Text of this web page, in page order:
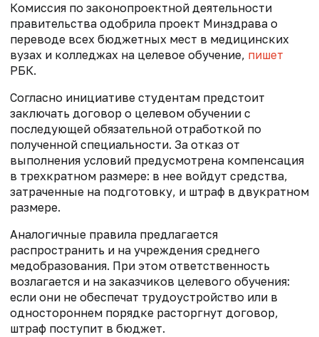
Комиссия по законопроектной деятельности
правительства одобрила проект Минздрава о
переводе всех бюджетных мест в медицинских
вузах и колледжах на целевое обучение, пишет
РБК.
Согласно инициативе студентам предстоит
заключать договор о целевом обучении с
последующей обязательной отработкой по
полученной специальности. За отказ от
выполнения условий предусмотрена компенсация
в трехкратном размере: в нее войдут средства,
затраченные на подготовку, и штраф в двукратном
размере.
Аналогичные правила предлагается
распространить и на учреждения среднего
медобразования. При этом ответственность
возлагается и на заказчиков целевого обучения:
если они не обеспечат трудоустройство или в
одностороннем порядке расторгнут договор,
штраф поступит в бюджет.